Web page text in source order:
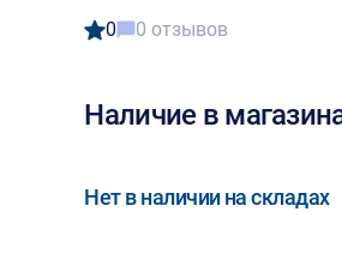
0 0 отзывов
Наличие в
Нет в наличии на складах